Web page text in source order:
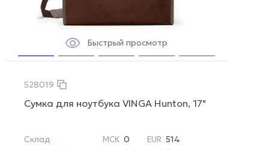
Быстрый просмотр
528019
Сумка для ноутбука VINGA Hunton, 17"
Склад МСК 0 EUR 514